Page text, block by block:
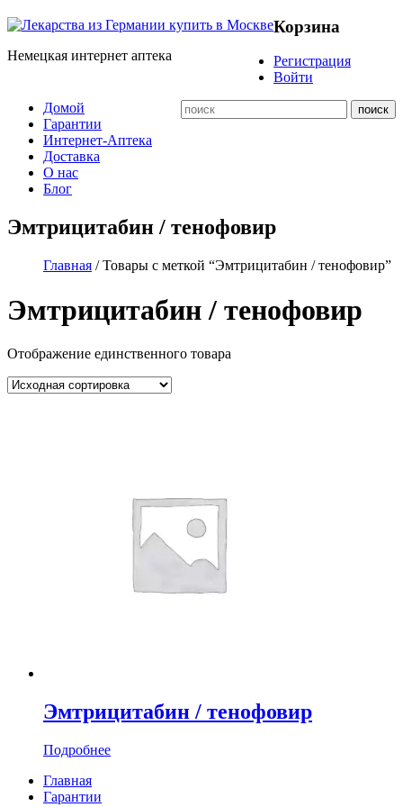
Немецкая интернет аптека
Корзина
Регистрация
Войти
Домой
Гарантии
Интернет-Аптека
Доставка
О нас
Блог
Эмтрицитабин / тенофовир
Главная / Товары с меткой “Эмтрицитабин / тенофовир”
Эмтрицитабин / тенофовир
Отображение единственного товара
Эмтрицитабин / тенофовир
Подробнее
Главная
Гарантии